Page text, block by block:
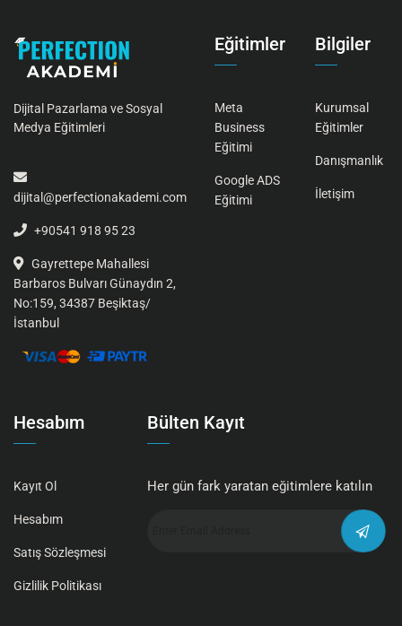
Dijital Pazarlama ve Sosyal
Medya Eğitimleri
dijital@perfectionakademi.com
+90541 918 95 23
Gayrettepe Mahallesi
Barbaros Bulvarı Günaydın 2,
No:159, 34387 Beşiktaş/
İstanbul
Eğitimler
Meta
Business
Eğitimi
Google ADS
Eğitimi
Bilgiler
Kurumsal
Eğitimler
Danışmanlık
İletişim
Hesabım
Kayıt Ol
Hesabım
Satış Sözleşmesi
Gizlilik Politikası
Bülten Kayıt
Her gün fark yaratan eğitimlere katılın